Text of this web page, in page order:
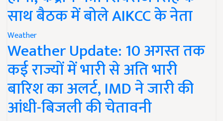
साथ बैठक में बोले AIKCC के नेता
Weather
Weather Update: 10 अगस्त तक
कई राज्यों में भारी से अति भारी
बारिश का अलर्ट, IMD ने जारी की
आंधी-बिजली की चेतावनी